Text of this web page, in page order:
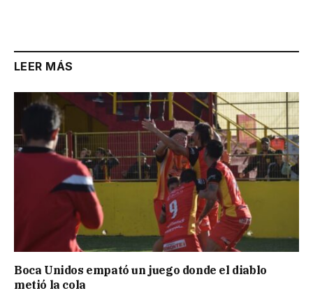
LEER MÁS
Boca Unidos empató un juego donde el diablo
metió la cola